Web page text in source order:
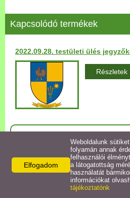
Hírek
Önkormányzati konyha
Egyéb intézmények
Egyéb szolgáltatások
Egészségügyi ellátás
Uraiújfalu Sportegyesület
Kapcsolódó termékek
2022.09.28. testületi ülés
Részletek
Elfogadom
Weboldalunk
folyamán annak
felhasználói
a látogatottság
használatát
információkat
tájékoztatónk